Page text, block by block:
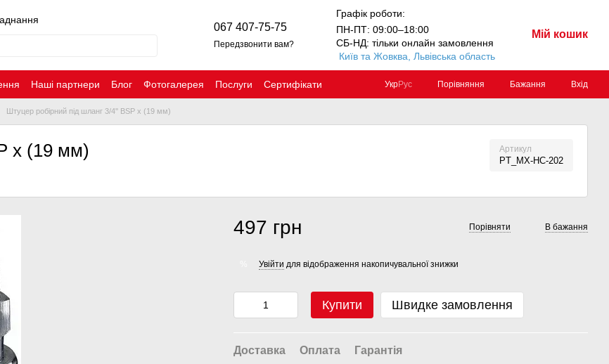
067 407-75-75
Передзвонити вам?
Графік роботи:
ПН-ПТ: 09:00–18:00
СБ-НД: тільки онлайн замовлення
Київ та Жовква, Львівська область
Мій кошик
Наші партнери Блог Фотогалерея Послуги
Сертифікати
УкрРус Порівняння Бажання Вхід
Штуцер робірний під шланг 3/4'' BSP x (19 мм)
x (19 мм) Артикул
PT_MX-HC-202
497 грн Порівняти В бажання
Увійти для відображення накопичувальної знижки
Купити Швидке замовлення
Доставка Оплата
Гарантія